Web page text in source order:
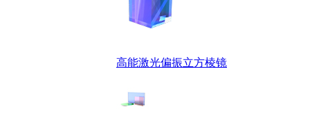
高能激光偏振立方棱镜